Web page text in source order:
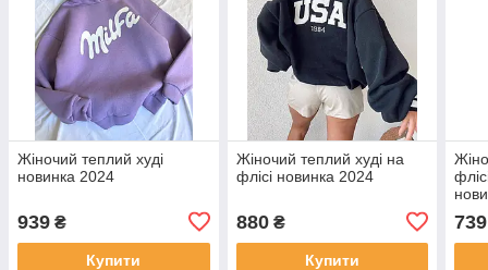
Жіночий теплий худі
новинка 2024
939 ₴
Купити
Жіночий теплий худі на
флісі новинка 2024
880₴
Купити
739